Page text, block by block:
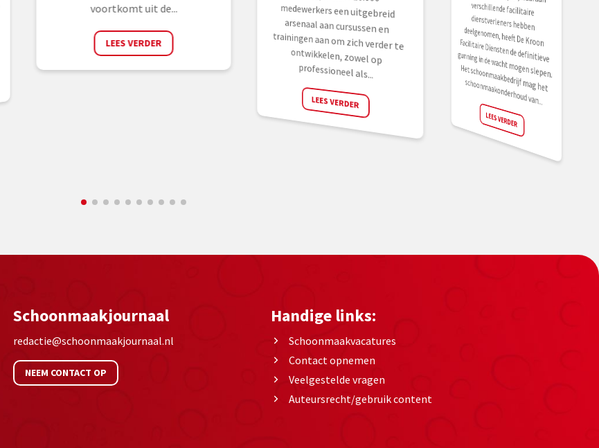
voortkomt uit de...
LEES VERDER
professioneel als...
LEES VERDER schoonmaakonderhoud van...
LEES VERDER
Schoonmaakjournaal
redactie@schoonmaakjournaal.nl
NEEM CONTACT OP
Handige links:
Schoonmaakvacatures
Contact opnemen
Veelgestelde vragen
Auteursrecht/gebruik content